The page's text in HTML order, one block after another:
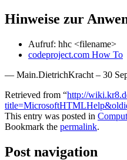
Hinweise zur
Aufruf: hhc <filename>
codeproject.com How To
— Main.DietrichKracht – 30
Retrieved from “http://
This entry was posted in
Bookmark the permalink.
Post navigation